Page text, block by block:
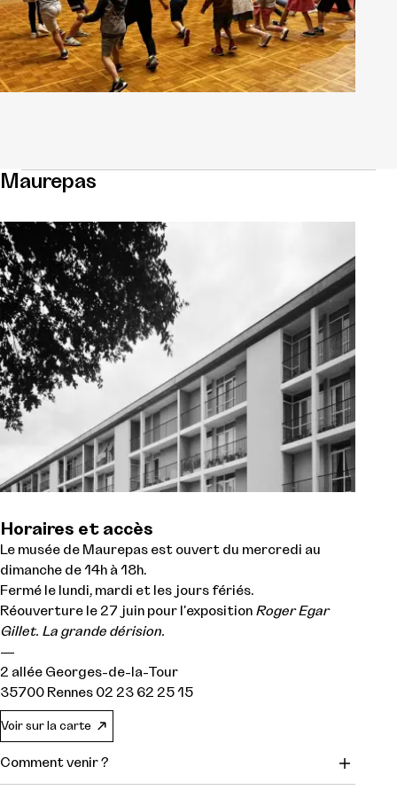
Maurepas
Horaires et accès
Le musée de Maurepas est ouvert du mercredi au
dimanche de 14h à 18h.
Fermé le lundi, mardi et les jours fériés.
Réouverture le 27 juin pour l'exposition Roger Egar
Gillet. La grande dérision.
—
2 allée Georges-de-la-Tour
35700 Rennes 02 23 62 25 15
Voir sur la carte
Comment venir ?